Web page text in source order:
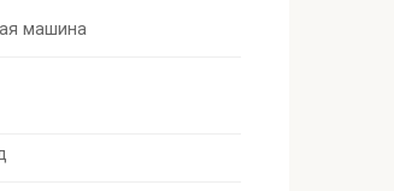
машина